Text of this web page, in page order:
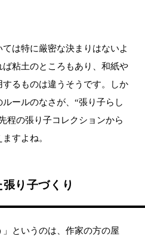
は特に厳密な決まりはないよ
粘土のところもあり、和紙や
るものは違うそうです。しか
ールのなさが、“張り子らし
程の張り子コレクションから
すよね。
り子づくり
というのは、作家の方の屋